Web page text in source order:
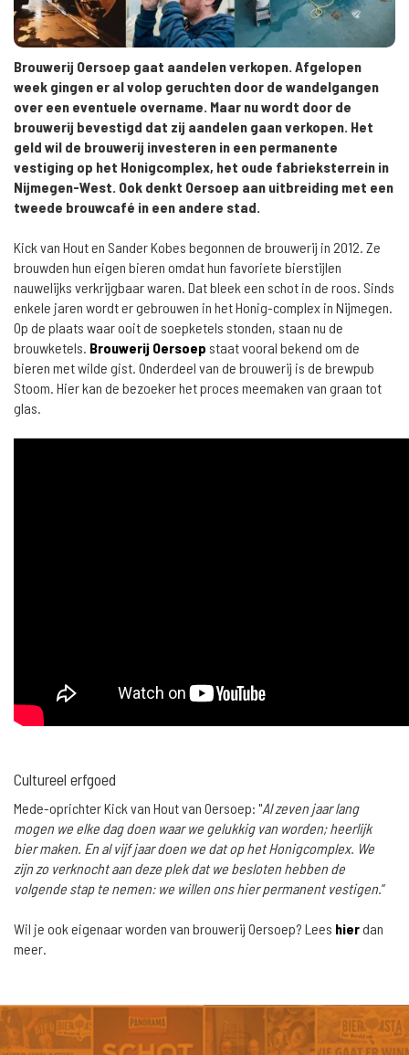
Brouwerij Oersoep gaat aandelen verkopen. Afgelopen
week gingen er al volop geruchten door de wandelgangen
over een eventuele overname. Maar nu wordt door de
brouwerij bevestigd dat zij aandelen gaan verkopen. Het
geld wil de brouwerij investeren in een permanente
vestiging op het Honigcomplex, het oude fabrieksterrein in
Nijmegen-West. Ook denkt Oersoep aan uitbreiding met een
tweede brouwcafé in een andere stad.
Kick van Hout en Sander Kobes begonnen de brouwerij in 2012. Ze
brouwden hun eigen bieren omdat hun favoriete bierstijlen
nauwelijks verkrijgbaar waren. Dat bleek een schot in de roos. Sinds
enkele jaren wordt er gebrouwen in het Honig-complex in Nijmegen.
Op de plaats waar ooit de soepketels stonden, staan nu de
brouwketels. Brouwerij Oersoep staat vooral bekend om de
bieren met wilde gist. Onderdeel van de brouwerij is de brewpub
Stoom. Hier kan de bezoeker het proces meemaken van graan tot
glas.
Cultureel erfgoed
Mede-oprichter Kick van Hout van Oersoep: "Al zeven jaar lang
mogen we elke dag doen waar we gelukkig van worden; heerlijk
bier maken. En al vijf jaar doen we dat op het Honigcomplex. We
zijn zo verknocht aan deze plek dat we besloten hebben de
volgende stap te nemen: we willen ons hier permanent vestigen.”
Wil je ook eigenaar worden van brouwerij Oersoep? Lees hierdan
meer.